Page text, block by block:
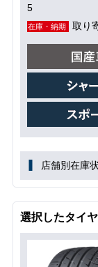
5
在庫・納期 取り
店舗別在庫
選択したタイヤ